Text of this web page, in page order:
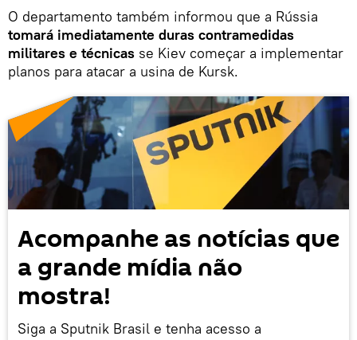
O departamento também informou que a Rússia
tomará imediatamente duras contramedidas
militares e técnicas se Kiev começar a implementar
planos para atacar a usina de Kursk.
Acompanhe as notícias que
a grande mídia não
mostra!
Siga a Sputnik Brasil e tenha acesso a